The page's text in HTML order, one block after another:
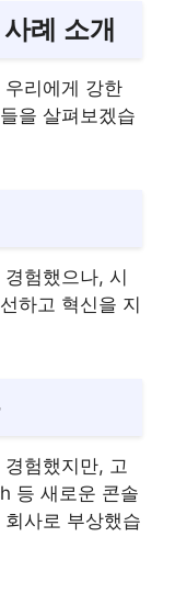
례 소개
리에게 강한
을 살펴보겠습
험했으나, 시
하고 혁신을 지
험했지만, 고
등 새로운 콘솔
사로 부상했습